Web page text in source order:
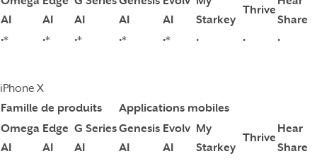
AI
AI
AI
AI
AI
Starkey
Thrive
Share
•*
•* •* •* •* • • •
iPhone X
Famille de produits
Applications mobiles
Omega
AI
Edge
AI
G Series
AI
Genesis
AI
Evolv
AI
My
Starkey
Thrive
Hear
Share